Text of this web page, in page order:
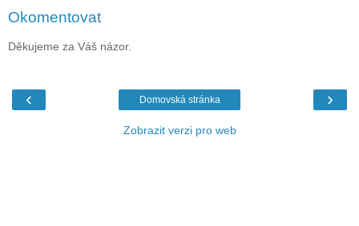
Okomentovat
Děkujeme za Váš názor.
‹ ›
Domovská stránka
Zobrazit verzi pro web